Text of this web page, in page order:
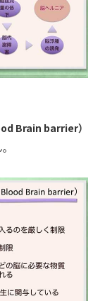
Brain barrier）